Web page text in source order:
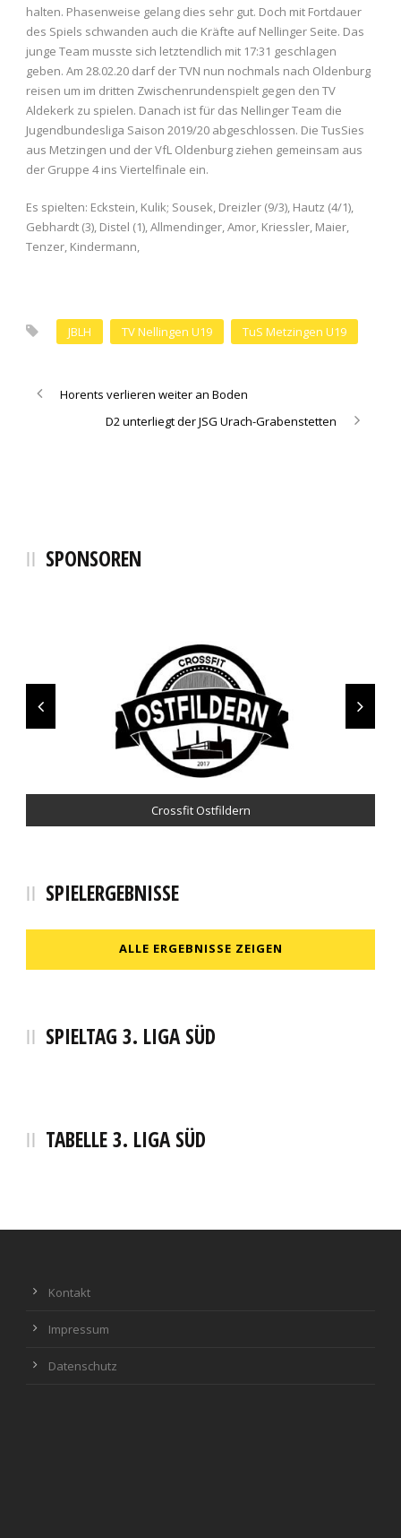
halten. Phasenweise gelang dies sehr gut. Doch mit Fortdauer
des Spiels schwanden auch die Kräfte auf Nellinger Seite. Das
junge Team musste sich letztendlich mit 17:31 geschlagen
geben. Am 28.02.20 darf der TVN nun nochmals nach Oldenburg
reisen um im dritten Zwischenrundenspielt gegen den TV
Aldekerk zu spielen. Danach ist für das Nellinger Team die
Jugendbundesliga Saison 2019/20 abgeschlossen. Die TusSies
aus Metzingen und der VfL Oldenburg ziehen gemeinsam aus
der Gruppe 4 ins Viertelfinale ein.
Es spielten: Eckstein, Kulik; Sousek, Dreizler (9/3), Hautz (4/1),
Gebhardt (3), Distel (1), Allmendinger, Amor, Kriessler, Maier,
Tenzer, Kindermann,
JBLH TV Nellingen U19 TuS Metzingen U19
Horents verlieren weiter an Boden
D2 unterliegt der JSG Urach-Grabenstetten
SPONSOREN
Crossfit Ostfildern
Café Pause
Pfizenmaier Automobile
SPIELERGEBNISSE
ALLE ERGEBNISSE ZEIGEN
SPIELTAG 3. LIGA SÜD
TABELLE 3. LIGA SÜD
Kontakt
Impressum
Datenschutz